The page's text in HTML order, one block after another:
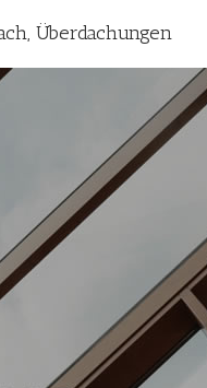
Überdachungen